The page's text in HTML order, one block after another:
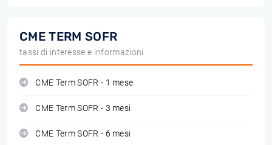
CME TERM SOFR
tassi di interesse e informazioni
CME Term SOFR - 1 mese
CME Term SOFR - 3 mesi
CME Term SOFR - 6 mesi